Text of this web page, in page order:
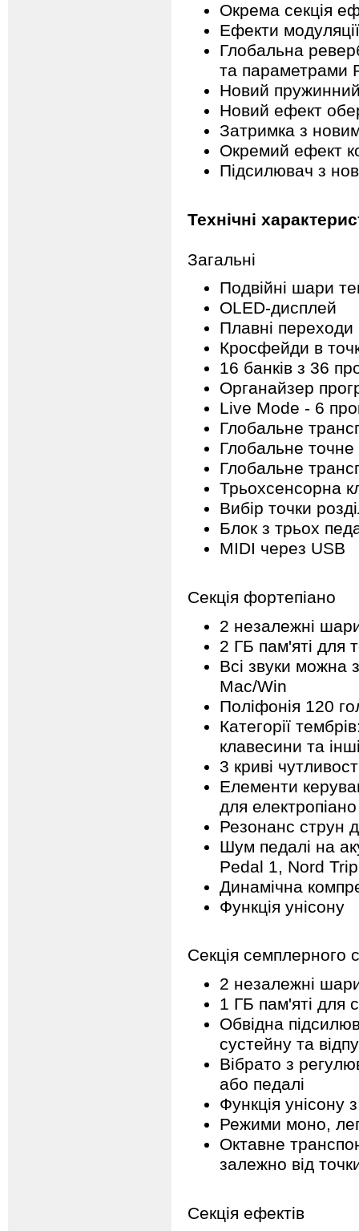
Окрема секція
Ефекти
Глобальна
та параметрами
Новий
Новий ефект
Затримка з
Окремий ефект
Підсилювач з
Технічні
Загальні
Подвійні шари
OLED-дисплей
Плавні переходи
Кросфейди в
16 банків з 36
Органайзер
Live Mode - 6
Глобальне
Глобальне
Глобальне
Трьохсенсорна
Вибір точки
Блок з трьох
MIDI через USB
Секція фортепіано
2 незалежні
2 ГБ пам'яті для
Всі звуки можна
Mac/Win
Поліфонія 120
Категорії
клавесини та
3 криві
Елементи
для
Резонанс струн
Шум педалі на
Pedal 1, Nord
Динамічна
Функція унісону
Секція семплерного
2 незалежні
1 ГБ пам'яті для
Обвідна
сустейну та
Вібрато з
або педалі
Функція унісону
Режими моно,
Октавне
залежно від
Секція ефектів